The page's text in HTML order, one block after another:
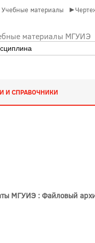
Учебные материалы
материалы МГУИЭ
И СПРАВОЧНИКИ
МГУИЭ : Файловый